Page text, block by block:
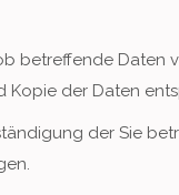
betreffende Daten
der Daten
der Sie